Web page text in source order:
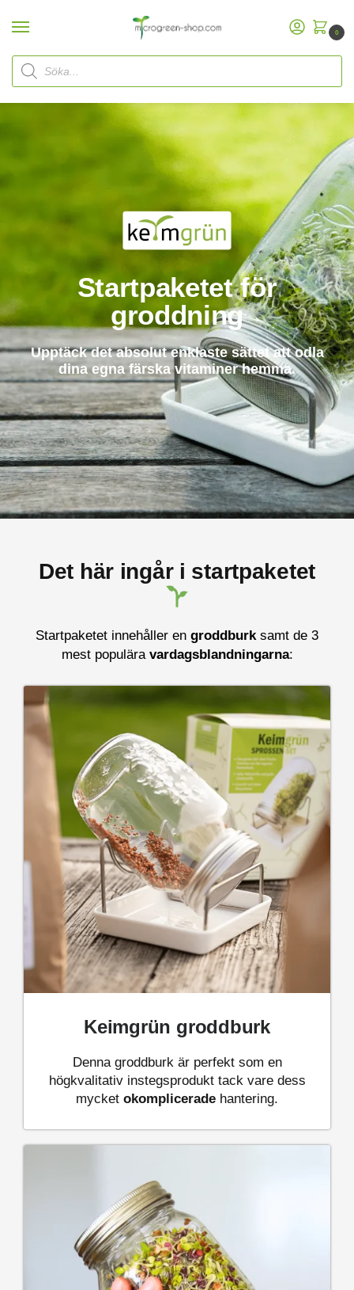
0
Start Keimgrün Sprout Set Erbjudande
Startpaketet för
groddning
Upptäck det absolut enklaste sättet att odla
dina egna färska vitaminer hemma.
Det här ingår i startpaketet
Startpaketet innehåller en groddburksamt de 3
mest populära vardagsblandningarna:
Keimgrün groddburk
Denna groddburk är perfekt som en
högkvalitativ instegsprodukt tack vare dess
mycket okomplicerade hantering.